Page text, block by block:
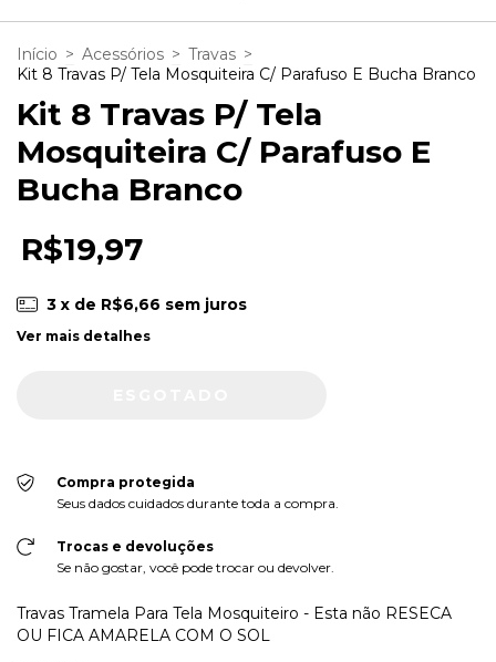
Início > Acessórios > Travas >
Kit 8 Travas P/ Tela Mosquiteira C/ Parafuso E Bucha Branco
Kit 8 Travas P/ Tela
Mosquiteira C/ Parafuso E
Bucha Branco
R$19,97
3 x de R$6,66 sem juros
Ver mais detalhes
Compra protegida
Seus dados cuidados durante toda a compra.
Trocas e devoluções
Se não gostar, você pode trocar ou devolver.
Travas Tramela Para Tela Mosquiteiro - Esta não RESECA
OU FICA AMARELA COM O SOL